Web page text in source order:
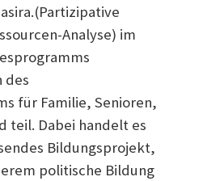
Analyse) im
des
für Familie, Senioren,
teil. Dabei handelt es
Bildungsprojekt,
politische Bildung